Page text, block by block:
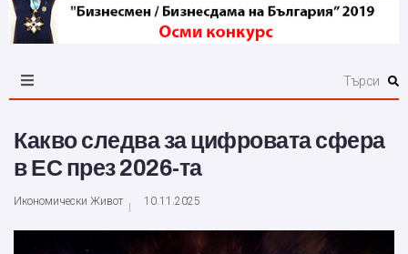
Какво следва за цифровата сфера
в ЕС през 2026-та
Икономически Живот 10.11.2025